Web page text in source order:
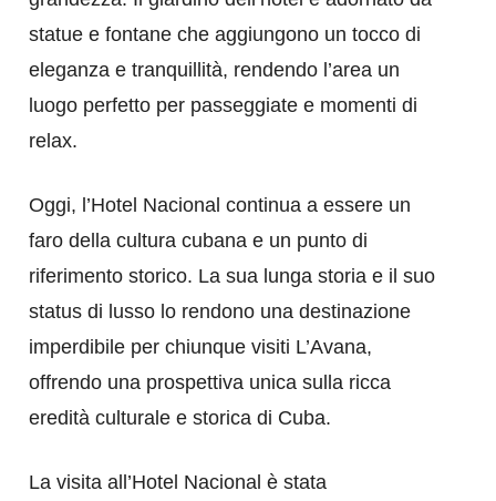
statue e fontane che aggiungono un tocco di
eleganza e tranquillità, rendendo l’area un
luogo perfetto per passeggiate e momenti di
relax.
Oggi, l’Hotel Nacional continua a essere un
faro della cultura cubana e un punto di
riferimento storico. La sua lunga storia e il suo
status di lusso lo rendono una destinazione
imperdibile per chiunque visiti L’Avana,
offrendo una prospettiva unica sulla ricca
eredità culturale e storica di Cuba.
La visita all’Hotel Nacional è stata